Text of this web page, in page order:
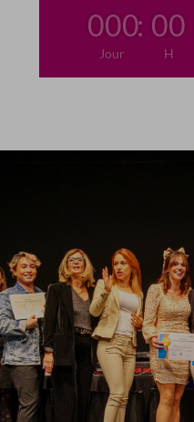
000
Jour
: 00
H